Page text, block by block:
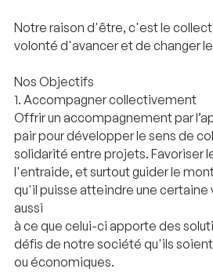
Notre raison d'être, c'est le
volonté d'avancer et de changer
Nos Objectifs
1. Accompagner collectivement
Offrir un accompagnement par
pair pour développer le sens de
solidarité entre projets. Favoriser
l'entraide, et surtout guider le
qu'il puisse atteindre une certaine
aussi
à ce que celui-ci apporte des
défis de notre société qu'ils
ou économiques.